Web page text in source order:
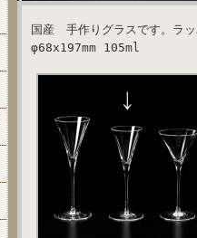
国産 手作りグラスです。ラ
φ68x197mm 105ml